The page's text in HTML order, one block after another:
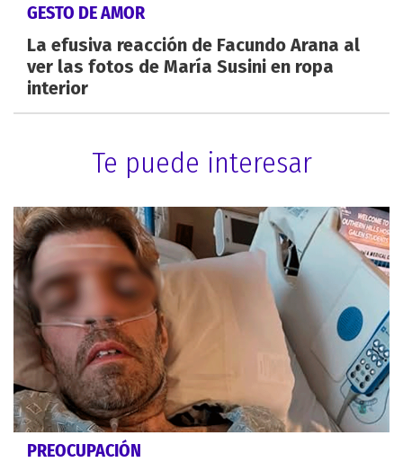
GESTO DE AMOR
La efusiva reacción de Facundo Arana al
ver las fotos de María Susini en ropa
interior
Te puede interesar
PREOCUPACIÓN